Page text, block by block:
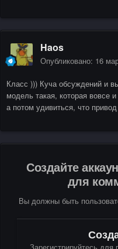
Haos
Опубликовано: 16
Класс ))) Куча обсуждений и
модель такая, которая вовсе
а потом удивиться, что
Создайте
для
Вы должны быть